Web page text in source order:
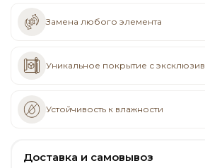
Замена любого элемента
Уникальное покрытие с
Устойчивость к влажности
Доставка и самовывоз